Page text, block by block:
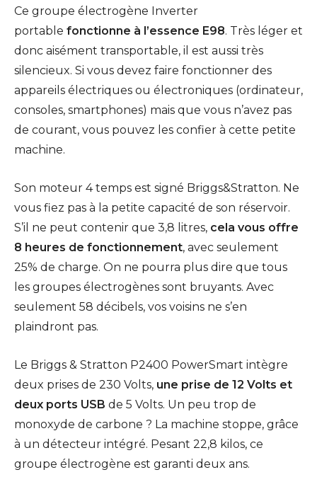
Ce groupe électrogène Inverter
portable fonctionne à l’essence E98. Très léger et
donc aisément transportable, il est aussi très
silencieux. Si vous devez faire fonctionner des
appareils électriques ou électroniques (ordinateur,
consoles, smartphones) mais que vous n’avez pas
de courant, vous pouvez les confier à cette petite
machine.
Son moteur 4 temps est signé Briggs&Stratton. Ne
vous fiez pas à la petite capacité de son réservoir.
S’il ne peut contenir que 3,8 litres, cela vous offre
8 heures de fonctionnement, avec seulement
25% de charge. On ne pourra plus dire que tous
les groupes électrogènes sont bruyants. Avec
seulement 58 décibels, vos voisins ne s’en
plaindront pas.
Le Briggs & Stratton P2400 PowerSmart intègre
deux prises de 230 Volts, une prise de 12 Volts et
deux ports USB de 5 Volts. Un peu trop de
monoxyde de carbone ? La machine stoppe, grâce
à un détecteur intégré. Pesant 22,8 kilos, ce
groupe électrogène est garanti deux ans.